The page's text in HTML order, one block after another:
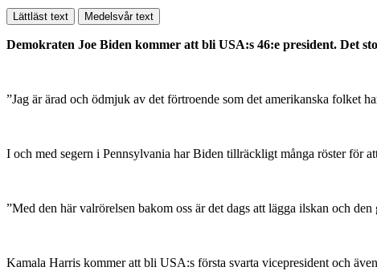
Lättläst text Medelsvår text
Demokraten Joe Biden kommer att bli USA:s 46:e president. Det
”Jag är ärad och ödmjuk av det förtroende som det amerikanska folket
I och med segern i Pennsylvania har Biden tillräckligt många röster för
”Med den här valrörelsen bakom oss är det dags att lägga ilskan och
Kamala Harris kommer att bli USA:s första svarta vicepresident och